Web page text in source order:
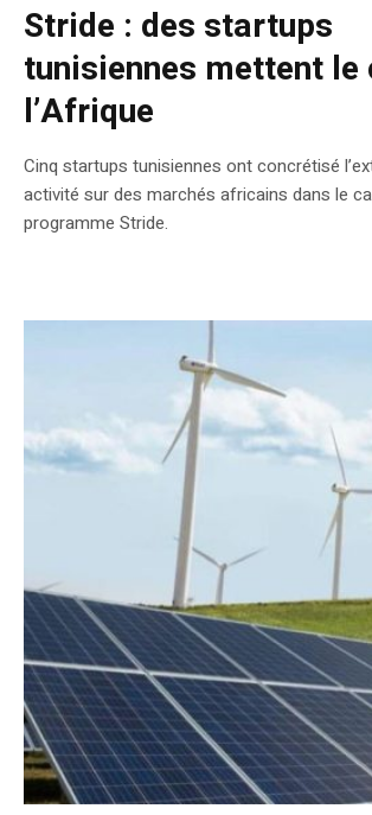
Stride : des startups
tunisiennes mettent le
l’Afrique
Cinq startups tunisiennes ont concrétisé
activité sur des marchés africains dans le
programme Stride.